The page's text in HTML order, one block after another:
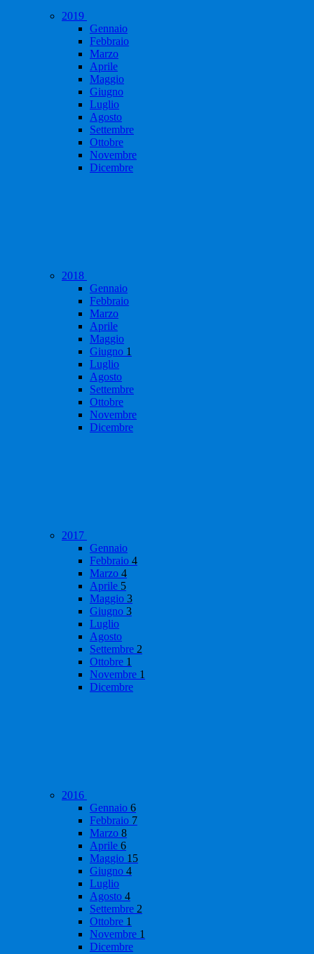
2019
Gennaio
Febbraio
Marzo
Aprile
Maggio
Giugno
Luglio
Agosto
Settembre
Ottobre
Novembre
Dicembre
2018
Gennaio
Febbraio
Marzo
Aprile
Maggio
Giugno 1
Luglio
Agosto
Settembre
Ottobre
Novembre
Dicembre
2017
Gennaio
Febbraio 4
Marzo 4
Aprile 5
Maggio 3
Giugno 3
Luglio
Agosto
Settembre 2
Ottobre 1
Novembre 1
Dicembre
2016
Gennaio 6
Febbraio 7
Marzo 8
Aprile 6
Maggio 15
Giugno 4
Luglio
Agosto 4
Settembre 2
Ottobre 1
Novembre 1
Dicembre